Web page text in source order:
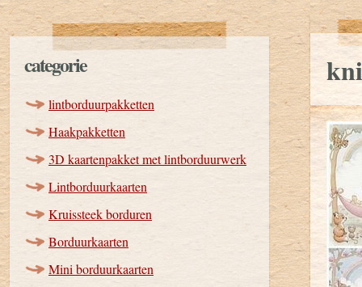
categorie
lintborduurpakketten
Haakpakketten
3D kaartenpakket met lintborduurwerk
Lintborduurkaarten
Kruissteek borduren
Borduurkaarten
Mini borduurkaarten